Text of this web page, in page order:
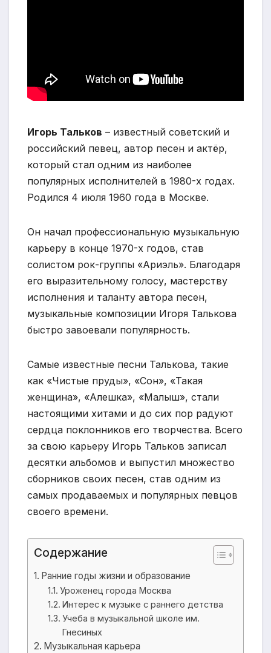
Игорь Тальков – известный советский и
российский певец, автор песен и актёр,
который стал одним из наиболее
популярных исполнителей в 1980-х годах.
Родился 4 июля 1960 года в Москве.
Он начал профессиональную музыкальную
карьеру в конце 1970-х годов, став
солистом рок-группы «Ариэль». Благодаря
его выразительному голосу, мастерству
исполнения и таланту автора песен,
музыкальные композиции Игоря Талькова
быстро завоевали популярность.
Самые известные песни Талькова, такие
как «Чистые пруды», «Сон», «Такая
женщина», «Алешка», «Малыш», стали
настоящими хитами и до сих пор радуют
сердца поклонников его творчества. Всего
за свою карьеру Игорь Тальков записал
десятки альбомов и выпустил множество
сборников своих песен, став одним из
самых продаваемых и популярных певцов
своего времени.
Содержание
Ранние годы жизни и образование
Уроженец города Москва
Интерес к музыке с раннего детства
Учеба в музыкальной школе им.
Гнесиных
Музыкальная карьера